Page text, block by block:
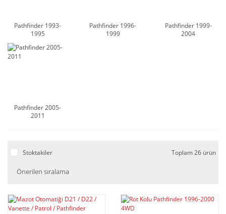
Pathfinder 1993-
1995
Pathfinder 1996-
1999
Pathfinder 1999-
2004
Pathfinder 2005-
2011
Stoktakiler Toplam 26 ürün